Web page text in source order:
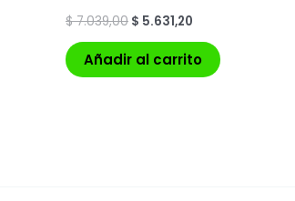
$7.039,00 $ 5.631,20
Añadir al carrito